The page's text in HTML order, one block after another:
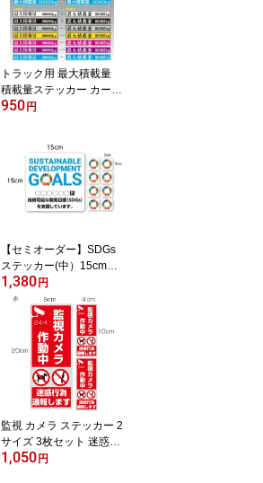
盗難 防止 対策 防犯対策
ステッカー 自転車シール
ダミー フェイク 防犯シ
ール 防犯グッズ 防犯対
策グッズ
トラック用 最大積載量
積載量ステッカー カース
テッカー オーダーシール
応 車 車用品 カー用品 お
しゃれ 最大 積載 量 積載
量 積載車 トラック用品 2
6cm×3.5cm 高耐候屋外
能!
950 円
【セミオーダー】SDGs
ステッカー(中）15cm
「持続可能な開発目標
（SDGs）を支援してい
ます。」店名、社名、団
体名等をお入れしてお渡
しします。
1,380 円
監視 カメラ ステッカー 2
サイズ 3枚セット 迷惑行
為通報します 不審者 録
1,050 円